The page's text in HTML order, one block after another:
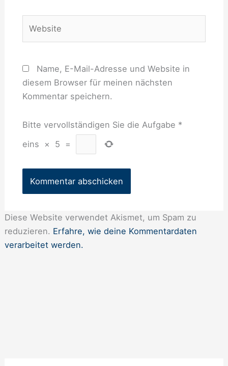
Name, E-Mail-Adresse und Website in
diesem Browser für meinen nächsten
Kommentar speichern.
Bitte vervollständigen Sie die Aufgabe *
eins
× 5 =
Diese Website verwendet Akismet, um Spam zu
reduzieren. Erfahre, wie deine Kommentardaten
verarbeitet werden.